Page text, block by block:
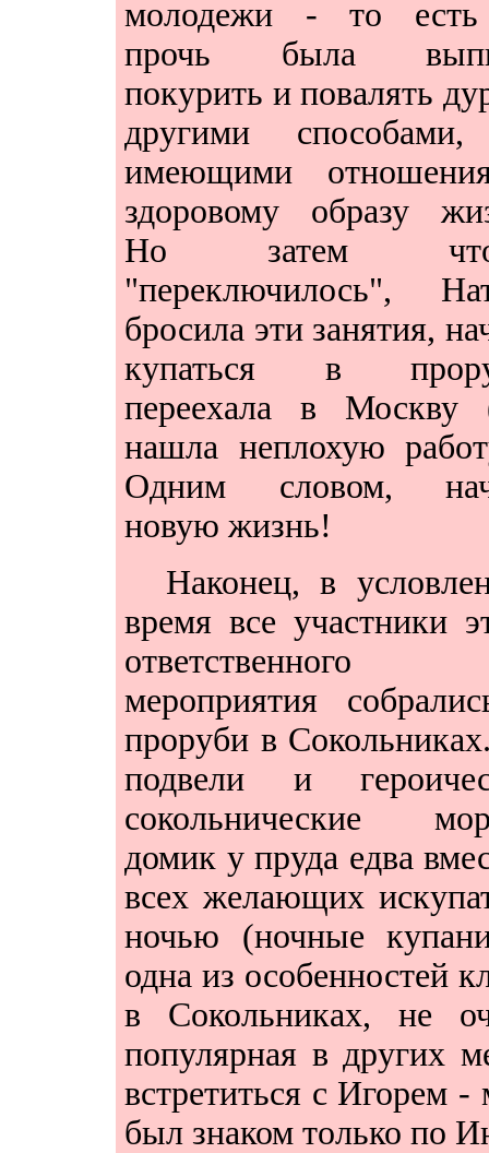
молодежи - то
прочь была
покурить и повалять
другими
имеющими
здоровому образу
Но затем
"переключилось",
бросила эти занятия,
купаться в
переехала в Москву
нашла неплохую
Одним словом,
новую жизнь!
Наконец, в
время все участники
ответственного
мероприятия
проруби в
подвели и
сокольнические
домик у пруда едва
всех желающих
ночью (ночные
одна из особенностей
в Сокольниках, не
популярная в других
встретиться с Игорем
был знаком только по